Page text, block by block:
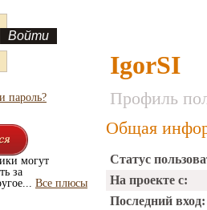
пароль?
могут
за
Все плюсы
IgorSI
Профиль
Общая
Статус
На проекте с:
Последний вход: